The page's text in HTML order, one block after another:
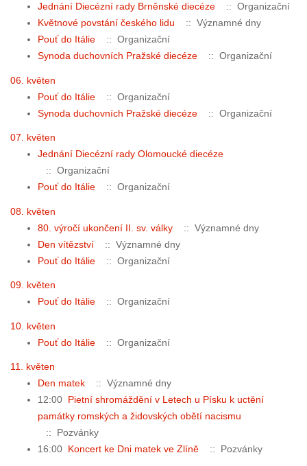
Jednání Diecézní rady Brněnské diecéze
:: Organizační
Květnové povstání českého lidu
:: Významné dny
Pouť do Itálie
:: Organizační
Synoda duchovních Pražské diecéze
:: Organizační
06. květen
Pouť do Itálie
:: Organizační
Synoda duchovních Pražské diecéze
:: Organizační
07. květen
Jednání Diecézní rady Olomoucké diecéze
:: Organizační
Pouť do Itálie
:: Organizační
08. květen
80. výročí ukončení II. sv. války
:: Významné dny
Den vítězství
:: Významné dny
Pouť do Itálie
:: Organizační
09. květen
Pouť do Itálie
:: Organizační
10. květen
Pouť do Itálie
:: Organizační
11. květen
Den matek
:: Významné dny
12:00 Pietní shromáždění v Letech u Písku k uctění
památky romských a židovských obětí nacismu
:: Pozvánky
16:00 Koncert ke Dni matek ve Zlíně :: Pozvánky